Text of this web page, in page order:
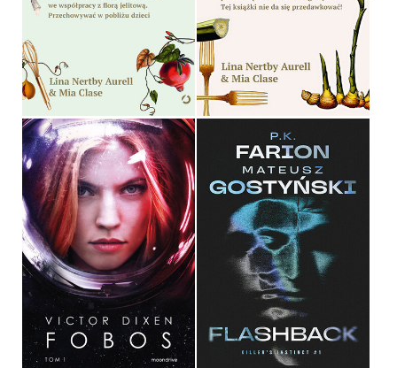
CLASE
44,90 ZŁ
CLASE
44,90 ZŁ
FOBOS
VICTOR DIXEN
OPRAWA MIĘKKA
36,90 ZŁ
FLASHBACK
P.K. FARION, MATEUSZ
GOSTYŃSKI
OPRAWA MIĘKKA
54,99 ZŁ